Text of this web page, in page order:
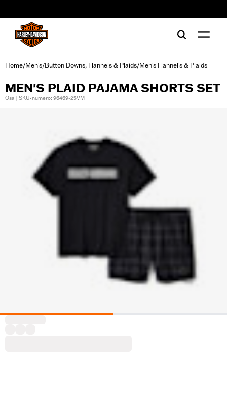
Home/Men's/Button Downs, Flannels & Plaids/Men's Flannel's & Plaids
MEN'S PLAID PAJAMA SHORTS SET
Osa | SKU-numero: 96469-25VM